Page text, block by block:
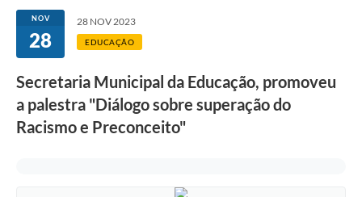
NOV
28
28 NOV 2023
EDUCAÇÃO
Secretaria Municipal da Educação, promoveu
a palestra "Diálogo sobre superação do
Racismo e Preconceito"